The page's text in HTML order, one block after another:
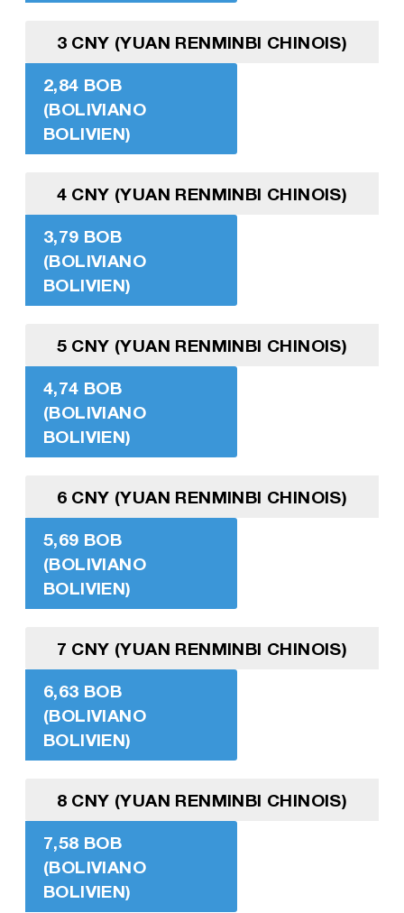
3 CNY (YUAN RENMINBI CHINOIS)
2,84 BOB
(BOLIVIANO
BOLIVIEN)
4 CNY (YUAN RENMINBI CHINOIS)
3,79 BOB
(BOLIVIANO
BOLIVIEN)
5 CNY (YUAN RENMINBI CHINOIS)
4,74 BOB
(BOLIVIANO
BOLIVIEN)
6 CNY (YUAN RENMINBI CHINOIS)
5,69 BOB
(BOLIVIANO
BOLIVIEN)
7 CNY (YUAN RENMINBI CHINOIS)
6,63 BOB
(BOLIVIANO
BOLIVIEN)
8 CNY (YUAN RENMINBI CHINOIS)
7,58 BOB
(BOLIVIANO
BOLIVIEN)